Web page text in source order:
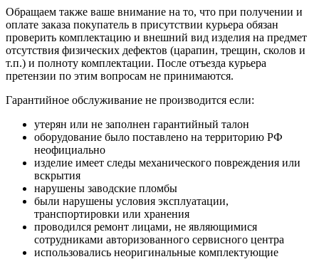
Обращаем также ваше внимание на то, что при получении и
оплате заказа покупатель в присутствии курьера обязан
проверить комплектацию и внешний вид изделия на предмет
отсутствия физических дефектов (царапин, трещин, сколов и
т.п.) и полноту комплектации. После отъезда курьера
претензии по этим вопросам не принимаются.
Гарантийное обслуживание не производится если:
утерян или не заполнен гарантийный талон
оборудование было поставлено на территорию РФ
неофициально
изделие имеет следы механического повреждения или
вскрытия
нарушены заводские пломбы
были нарушены условия эксплуатации,
транспортировки или хранения
проводился ремонт лицами, не являющимися
сотрудниками авторизованного сервисного центра
использовались неоригинальные комплектующие